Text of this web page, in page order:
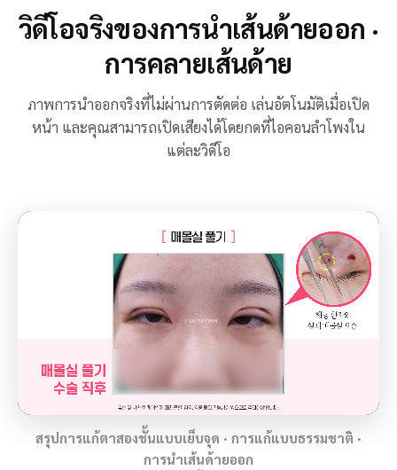
วิดีโอจริงของการนำเส้นด้ายออก ·
การคลายเส้นด้าย
ภาพการนำออกจริงที่ไม่ผ่านการตัดต่อ เล่นอัตโนมัติเมื่อเปิด
หน้า และคุณสามารถเปิดเสียงได้โดยกดที่ไอคอนลำโพงใน
แต่ละวิดีโอ
สรุปการแก้ตาสองชั้นแบบเย็บจุด · การแก้แบบธรรมชาติ ·
การนำเส้นด้ายออก